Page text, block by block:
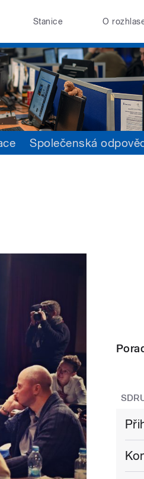
Stanice O
Společenská